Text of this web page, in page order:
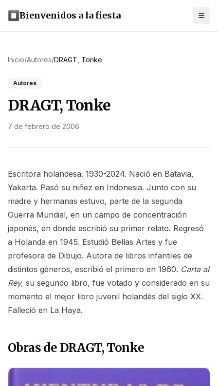
Bienvenidos a la fiesta
Inicio/Autores/DRAGT, Tonke
Autores
DRAGT, Tonke
7 de febrero de 2006
Escritora holandesa. 1930-2024. Nació en Batavia,
Yakarta. Pasó su niñez en Indonesia. Junto con su
madre y hermanas estuvo, parte de la segunda
Guerra Mundial, en un campo de concentración
japonés, en donde escribió su primer relato. Regresó
a Holanda en 1945. Estudió Bellas Artes y fue
profesora de Dibujo. Autora de libros infantiles de
distintos géneros, escribió el primero en 1960. Carta al
Rey, su segundo libro, fue votado y considerado en su
momento el mejor libro juvenil holandés del siglo XX.
Falleció en La Haya.
Obras de DRAGT, Tonke